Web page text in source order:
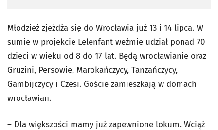
Młodzież zjeżdża się do Wrocławia już 13 i 14 lipca. W
sumie w projekcie Lelenfant weźmie udział ponad 70
dzieci w wieku od 8 do 17 lat. Będą wrocławianie oraz
Gruzini, Persowie, Marokańczycy, Tanzańczycy,
Gambijczycy i Czesi. Goście zamieszkają w domach
wrocławian.
– Dla większości mamy już zapewnione lokum. Wciąż